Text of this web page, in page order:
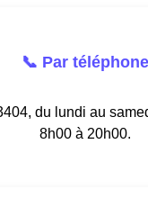
📞 Par téléphone
du lundi au
8h00 à 20h00.